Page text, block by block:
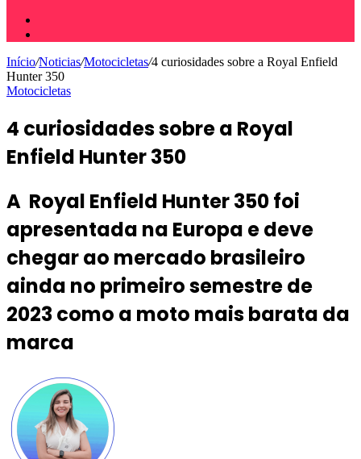
Início/Noticias/Motocicletas/4 curiosidades sobre a Royal Enfield
Hunter 350
Motocicletas
4 curiosidades sobre a Royal
Enfield Hunter 350
A Royal Enfield Hunter 350 foi
apresentada na Europa e deve
chegar ao mercado brasileiro
ainda no primeiro semestre de
2023 como a moto mais barata da
marca